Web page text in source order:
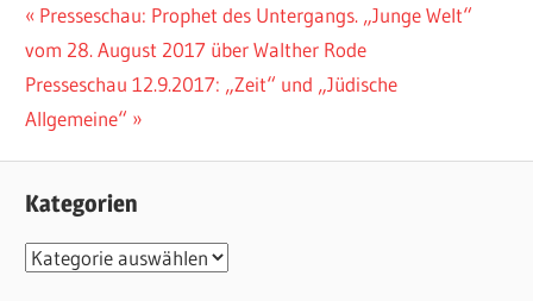
Beitragsnavigation
Vorheriger
Beitrag:
Presseschau: Prophet des Untergangs. „Junge Welt“
vom 28. August 2017 über Walther Rode
Nächster
Beitrag:
Presseschau 12.9.2017: „Zeit“ und „Jüdische
Allgemeine“
Kategorien
K